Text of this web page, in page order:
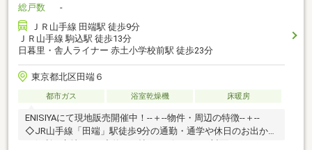
総戸数
-
ＪＲ山手線 田端駅 徒歩9分
ＪＲ山手線 駒込駅 徒歩13分
日暮里・舎人ライナー 赤土小学校前駅 徒歩23分
東京都北区田端６
都市ガス 浴室乾燥機 床暖房
ENISIYAにて現地販売開催中！--＋--物件・周辺の特徴--＋--
◇JR山手線「田端」駅徒歩9分の通勤・通学や休日のお出かけ